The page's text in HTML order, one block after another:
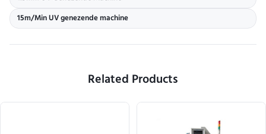
15m/Min UV genezende machine
Related Products